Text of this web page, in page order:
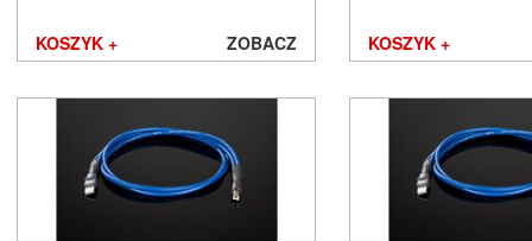
KOSZYK + ZOBACZ KOSZYK +